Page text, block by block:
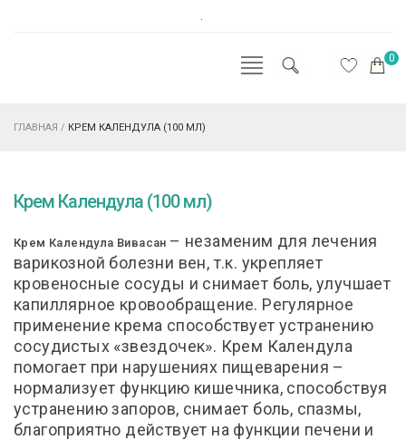
.
0
ГЛАВНАЯ / КРЕМ КАЛЕНДУЛА (100 МЛ)
Крем Календула (100 мл)
Крем Календула Вивасан – незаменим для лечения
варикозной болезни вен, т.к. укрепляет
кровеносные сосуды и снимает боль, улучшает
капиллярное кровообращение. Регулярное
применение крема способствует устранению
сосудистых «звездочек». Крем Календула
помогает при нарушениях пищеварения –
нормализует функцию кишечника, способствуя
устранению запоров, снимает боль, спазмы,
благоприятно действует на функции печени и